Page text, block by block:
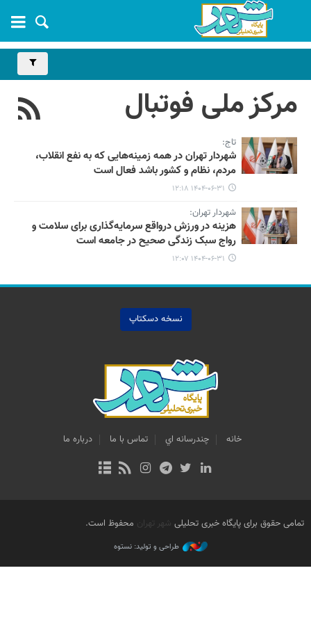
مرکز ملی فوتبال
تاج:
شهردار تهران در همه زمینه‌هایی که به نفع انقلاب،
مردم، نظام و کشور باشد فعال است
۱۴۰۴-۰۶-۳۱ ۱۲:۱۸
شهردار تهران:
هزینه در ورزش درواقع سرمایه‌گذاری برای سلامت و
رواج سبک زندگی صحیح در جامعه است
۱۴۰۴-۰۶-۳۱ ۱۲:۰۷
نسخه دسکتاپ
خانه چندرسانه اي تماس با ما درباره ما
تمامی حقوق برای پایگاه خبری تحلیلی شهر تهران محفوظ است.
طراحی و تولید: نستوه